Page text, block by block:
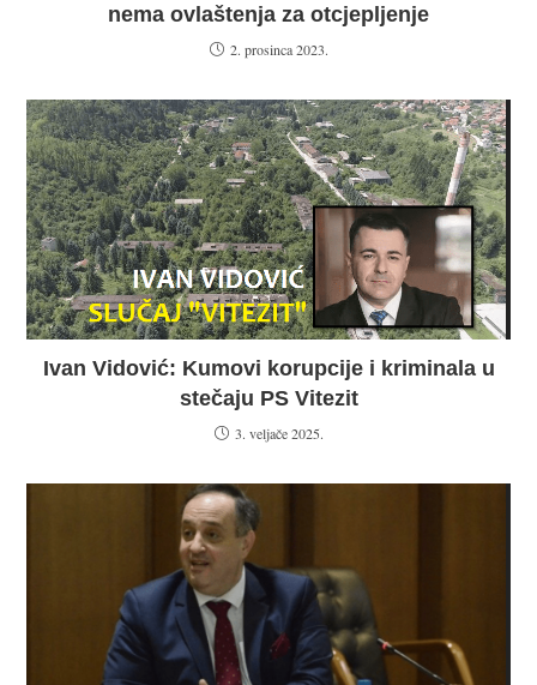
nema ovlaštenja za otcjepljenje
2. prosinca 2023.
Ivan Vidović: Kumovi korupcije i kriminala u
stečaju PS Vitezit
3. veljače 2025.